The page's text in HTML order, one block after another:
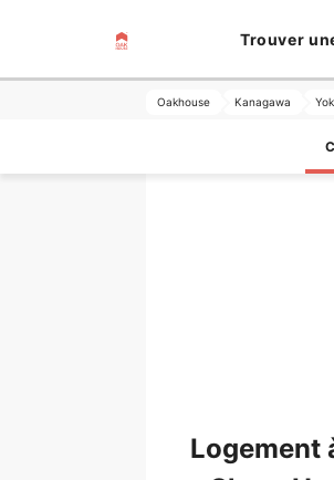
Trouver
Oakhouse Kanagawa
Logement